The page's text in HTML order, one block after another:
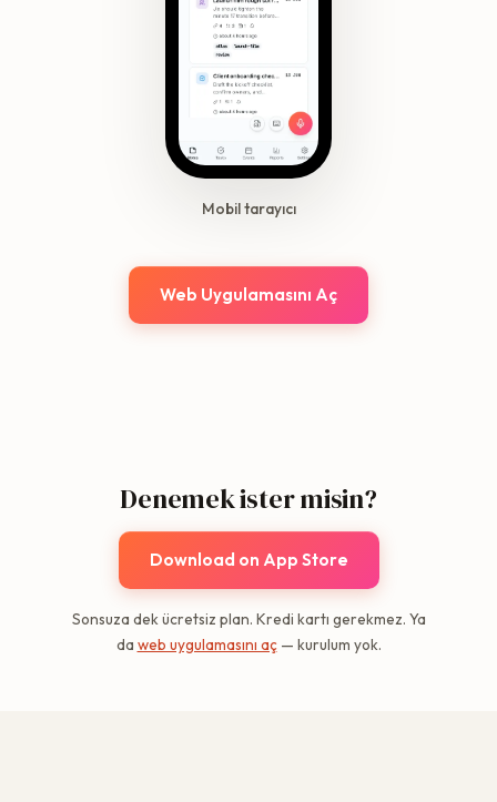
Mobil tarayıcı
Web Uygulamasını Aç
Denemek ister misin?
Download on App Store
Sonsuza dek ücretsiz plan. Kredi kartı gerekmez. Ya
da web uygulamasını aç— kurulum yok.